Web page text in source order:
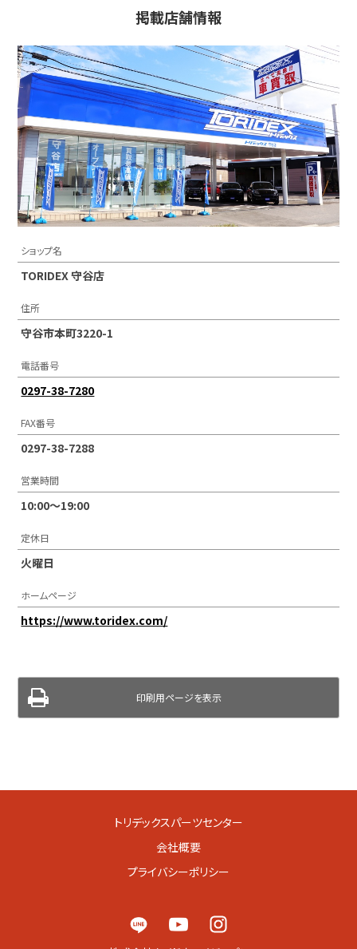
掲載店舗情報
ショップ名
TORIDEX 守谷店
住所
守谷市本町3220-1
電話番号
0297-38-7280
FAX番号
0297-38-7288
営業時間
10:00～19:00
定休日
火曜日
ホームページ
https://www.toridex.com/
印刷用ページを表示
トリデックスパーツセンター
会社概要
プライバシーポリシー